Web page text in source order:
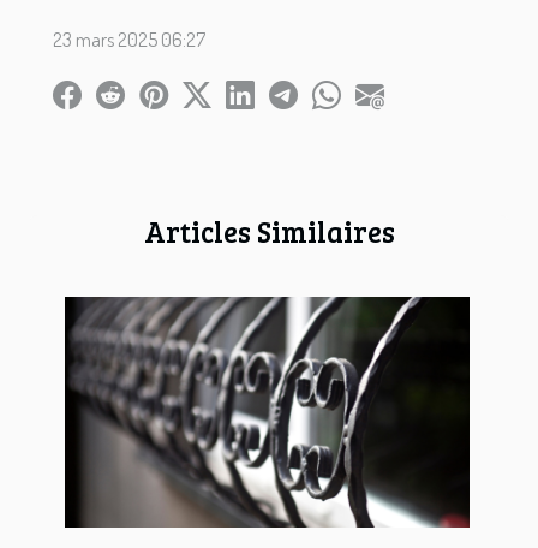
Articles Similaires
23 mars 2025 06:27